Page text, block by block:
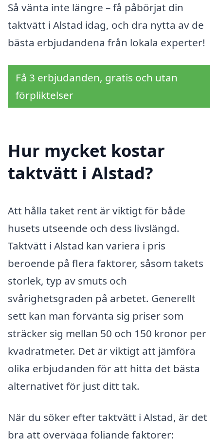
Så vänta inte längre – få påbörjat din
taktvätt i Alstad idag, och dra nytta av de
bästa erbjudandena från lokala experter!
Få 3 erbjudanden, gratis och utan
förpliktelser
Hur mycket kostar
taktvätt i Alstad?
Att hålla taket rent är viktigt för både
husets utseende och dess livslängd.
Taktvätt i Alstad kan variera i pris
beroende på flera faktorer, såsom takets
storlek, typ av smuts och
svårighetsgraden på arbetet. Generellt
sett kan man förvänta sig priser som
sträcker sig mellan 50 och 150 kronor per
kvadratmeter. Det är viktigt att jämföra
olika erbjudanden för att hitta det bästa
alternativet för just ditt tak.
När du söker efter taktvätt i Alstad, är det
bra att överväga följande faktorer: